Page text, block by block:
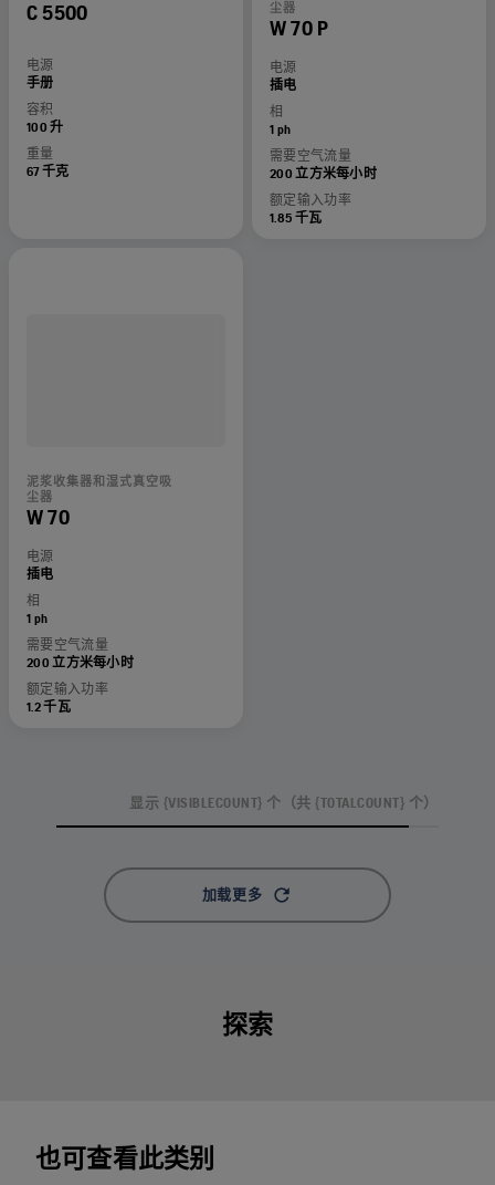
C 5500
电源
手册
容积
100 升
重量
67 千克
尘器
W 70 P
电源
插电
相
1 ph
需要空气流量
200 立方米每小时
额定输入功率
1.85 千瓦
泥浆收集器和湿式真空吸
尘器
W 70
电源
插电
相
1 ph
需要空气流量
200 立方米每小时
额定输入功率
1.2 千瓦
加载更多
显示 {VISIBLECOUNT} 个（共 {TOTALCOUNT} 个）
探索
也可查看此类别